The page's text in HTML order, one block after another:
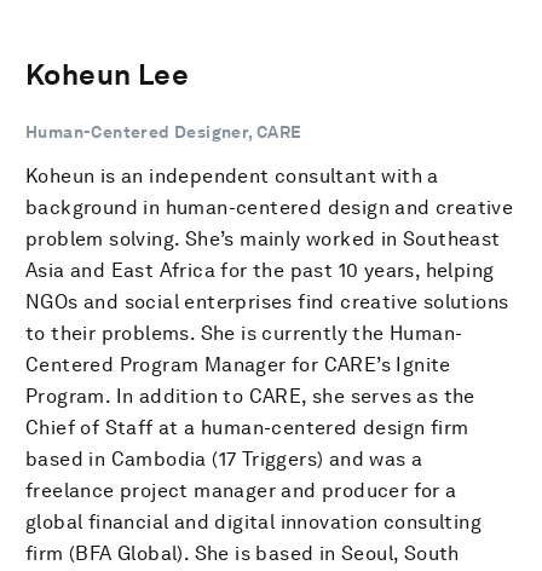
Koheun Lee
Human-Centered Designer, CARE
Koheun is an independent consultant with a
background in human-centered design and creative
problem solving. She’s mainly worked in Southeast
Asia and East Africa for the past 10 years, helping
NGOs and social enterprises find creative solutions
to their problems. She is currently the Human-
Centered Program Manager for CARE’s Ignite
Program. In addition to CARE, she serves as the
Chief of Staff at a human-centered design firm
based in Cambodia (17 Triggers) and was a
freelance project manager and producer for a
global financial and digital innovation consulting
firm (BFA Global). She is based in Seoul, South